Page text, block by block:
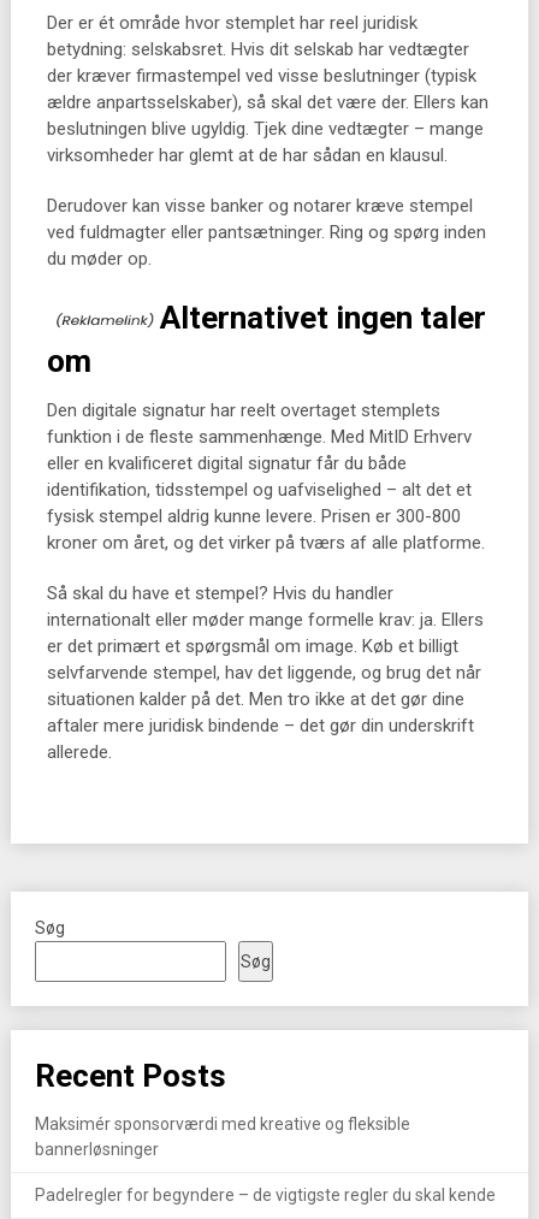
Der er ét område hvor stemplet har reel juridisk
betydning: selskabsret. Hvis dit selskab har vedtægter
der kræver firmastempel ved visse beslutninger (typisk
ældre anpartsselskaber), så skal det være der. Ellers kan
beslutningen blive ugyldig. Tjek dine vedtægter – mange
virksomheder har glemt at de har sådan en klausul.
Derudover kan visse banker og notarer kræve stempel
ved fuldmagter eller pantsætninger. Ring og spørg inden
du møder op.
Alternativet ingen taler
om
Den digitale signatur har reelt overtaget stemplets
funktion i de fleste sammenhænge. Med MitID Erhverv
eller en kvalificeret digital signatur får du både
identifikation, tidsstempel og uafviselighed – alt det et
fysisk stempel aldrig kunne levere. Prisen er 300-800
kroner om året, og det virker på tværs af alle platforme.
Så skal du have et stempel? Hvis du handler
internationalt eller møder mange formelle krav: ja. Ellers
er det primært et spørgsmål om image. Køb et billigt
selvfarvende stempel, hav det liggende, og brug det når
situationen kalder på det. Men tro ikke at det gør dine
aftaler mere juridisk bindende – det gør din underskrift
allerede.
Søg
Søg
Recent Posts
Maksimér sponsorværdi med kreative og fleksible
bannerløsninger
Padelregler for begyndere – de vigtigste regler du skal kende